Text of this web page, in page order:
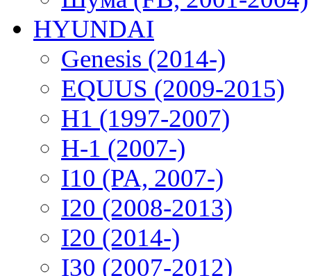
HYUNDAI
Genesis (2014-)
EQUUS (2009-2015)
H1 (1997-2007)
H-1 (2007-)
I10 (PA, 2007-)
I20 (2008-2013)
I20 (2014-)
I30 (2007-2012)